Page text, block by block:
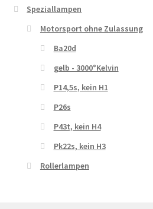
Speziallampen
Motorsport ohne Zulassung
Ba20d
gelb - 3000°Kelvin
P14,5s, kein H1
P26s
P43t, kein H4
Pk22s, kein H3
Rollerlampen